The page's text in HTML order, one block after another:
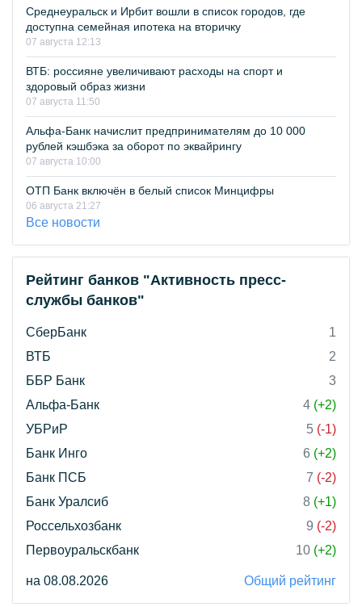
Среднеуральск и Ирбит вошли в список городов, где
доступна семейная ипотека на вторичку
07 августа 12:13
ВТБ: россияне увеличивают расходы на спорт и
здоровый образ жизни
07 августа 11:50
Альфа-Банк начислит предпринимателям до 10 000
рублей кэшбэка за оборот по эквайрингу
07 августа 10:00
ОТП Банк включён в белый список Минцифры
06 августа 21:27
Все новости
Рейтинг банков "Активность пресс-
службы банков"
СберБанк
1
ВТБ
2
ББР Банк
3
Альфа-Банк
4 (+2)
УБРиР
5 (-1)
Банк Инго
6 (+2)
Банк ПСБ
7 (-2)
Банк Уралсиб
8 (+1)
Россельхозбанк
9 (-2)
Первоуральскбанк
10 (+2)
на 08.08.2026 Общий рейтинг